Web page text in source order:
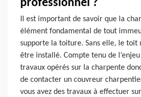
professionnel ?
Il est important de savoir que la
élément fondamental de tout
supporte la toiture. Sans elle, le toit
être installé. Compte tenu de
travaux opérés sur la charpente
de contacter un couvreur
vous avez des travaux à effectuer